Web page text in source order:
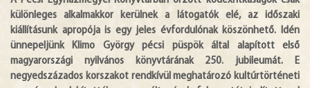
DIGITÁLIS KÖNYVTÁR
EGYHÁZMEGYE
különleges alkalmakkor kerülnek a látogatók elé, az időszaki
kiállításunk apropója is egy jeles évfordulónak köszönhető. Idén
ünnepeljünk Klimo György pécsi püspök által alapított első
magyarországi nyilvános könyvtárának 250. jubileumát. E
negyedszázados korszakot rendkívül meghatározó kultúrtörténeti